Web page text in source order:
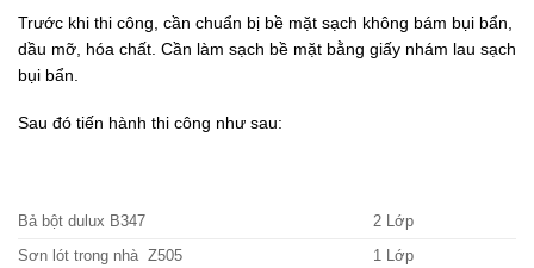
Trước khi thi công, cần chuẩn bị bề mặt sạch không bám bụi bẩn,
dầu mỡ, hóa chất. Cần làm sạch bề mặt bằng giấy nhám lau sạch
bụi bẩn.
Sau đó tiến hành thi công như sau:
Bả bột dulux B347 2 Lớp
Sơn lót trong nhà Z505 1 Lớp